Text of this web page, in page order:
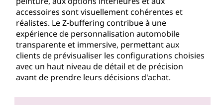
accessoires sont visuellement cohérentes et
réalistes. Le Z-buffering contribue à une
expérience de personnalisation automobile
transparente et immersive, permettant aux
clients de prévisualiser les configurations choisies
avec un haut niveau de détail et de précision
avant de prendre leurs décisions d'achat.